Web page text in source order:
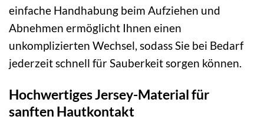
einfache Handhabung beim Aufziehen und
Abnehmen ermöglicht Ihnen einen
unkomplizierten Wechsel, sodass Sie bei Bedarf
jederzeit schnell für Sauberkeit sorgen können.
Hochwertiges Jersey-Material für
sanften Hautkontakt